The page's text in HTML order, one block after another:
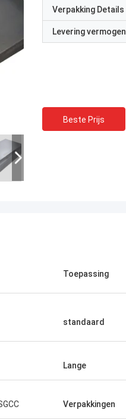
Verpakking Details
Levering vermogen
Beste Prijs
Toepassing
standaard
Lange
Verpakkingen